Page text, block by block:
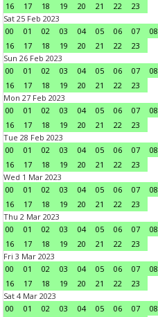
16
17 18 19 20 21 22
23
Sat 25 Feb 2023
00
01 02 03 04 05 06 07 08
16
17 18 19 20 21 22
23
Sun 26 Feb 2023
00
01 02 03 04 05 06 07 08
16
17 18 19 20 21 22
23
Mon 27 Feb 2023
00
01 02 03 04 05 06 07 08
16
17 18 19 20 21 22
23
Tue 28 Feb 2023
00
01 02 03 04 05 06 07 08
16
17 18 19 20 21 22
23
Wed 1 Mar 2023
00
01 02 03 04 05 06 07 08
16
17 18 19 20 21 22
23
Thu 2 Mar 2023
00
01 02 03 04 05 06 07 08
16
17 18 19 20 21 22
23
Fri 3 Mar 2023
00
01 02 03 04 05 06 07 08
16
17 18 19 20 21 22
23
Sat 4 Mar 2023
00
01 02 03 04 05 06 07 08